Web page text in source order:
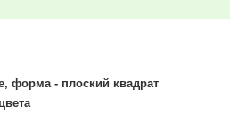
форма - плоский квадрат